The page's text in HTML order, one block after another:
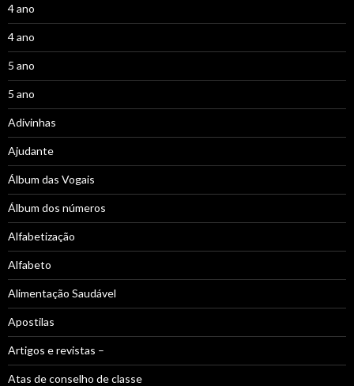
4 ano
4 ano
5 ano
5 ano
Adivinhas
Ajudante
Álbum das Vogais
Álbum dos números
Alfabetização
Alfabeto
Alimentação Saudável
Apostilas
Artigos e revistas –
Atas de conselho de classe